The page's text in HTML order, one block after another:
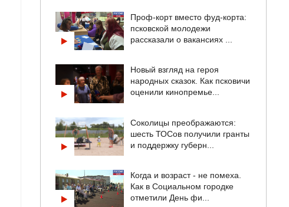
Проф-корт вместо фуд-корта:
псковской молодежи
рассказали о вакансиях ...
Новый взгляд на героя
народных сказок. Как псковичи
оценили кинопремье...
Соколицы преображаются:
шесть ТОСов получили гранты
и поддержку губерн...
Когда и возраст - не помеха.
Как в Социальном городке
отметили День фи...